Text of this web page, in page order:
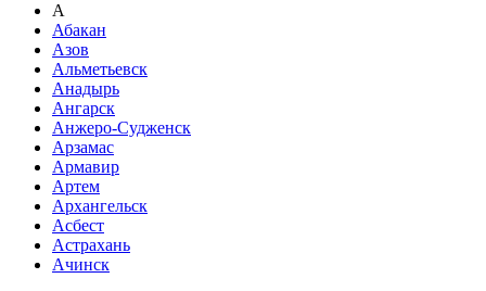
А
Абакан
Азов
Альметьевск
Анадырь
Ангарск
Анжеро-Судженск
Арзамас
Армавир
Артем
Архангельск
Асбест
Астрахань
Ачинск